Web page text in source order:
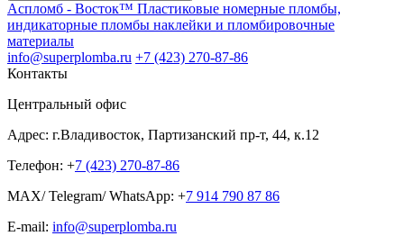
Аспломб - Восток™ Пластиковые номерные пломбы,
индикаторные пломбы наклейки и пломбировочные
материалы
info@superplomba.ru +7 (423) 270-87-86
Контакты
Центральный офис
Адрес: г.Владивосток, Партизанский пр-т, 44, к.12
Телефон: +7 (423) 270-87-86
MAX/ Telegram/ WhatsApp: +7 914 790 87 86
E-mail: info@superplomba.ru